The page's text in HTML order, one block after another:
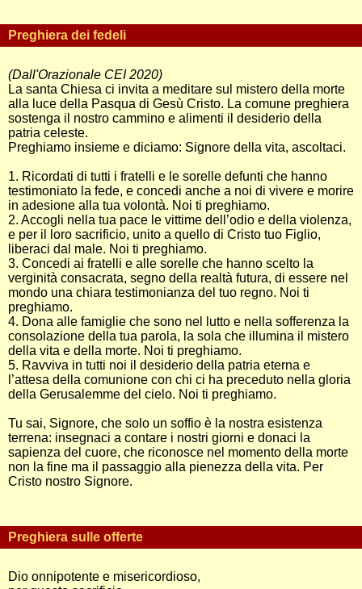
Preghiera dei fedeli
(Dall'Orazionale CEI 2020)
La santa Chiesa ci invita a meditare sul mistero della morte
alla luce della Pasqua di Gesù Cristo. La comune preghiera
sostenga il nostro cammino e alimenti il desiderio della
patria celeste.
Preghiamo insieme e diciamo: Signore della vita, ascoltaci.
1. Ricordati di tutti i fratelli e le sorelle defunti che hanno
testimoniato la fede, e concedi anche a noi di vivere e morire
in adesione alla tua volontà. Noi ti preghiamo.
2. Accogli nella tua pace le vittime dell’odio e della violenza,
e per il loro sacrificio, unito a quello di Cristo tuo Figlio,
liberaci dal male. Noi ti preghiamo.
3. Concedi ai fratelli e alle sorelle che hanno scelto la
verginità consacrata, segno della realtà futura, di essere nel
mondo una chiara testimonianza del tuo regno. Noi ti
preghiamo.
4. Dona alle famiglie che sono nel lutto e nella sofferenza la
consolazione della tua parola, la sola che illumina il mistero
della vita e della morte. Noi ti preghiamo.
5. Ravviva in tutti noi il desiderio della patria eterna e
l’attesa della comunione con chi ci ha preceduto nella gloria
della Gerusalemme del cielo. Noi ti preghiamo.
Tu sai, Signore, che solo un soffio è la nostra esistenza
terrena: insegnaci a contare i nostri giorni e donaci la
sapienza del cuore, che riconosce nel momento della morte
non la fine ma il passaggio alla pienezza della vita. Per
Cristo nostro Signore.
Preghiera sulle offerte
Dio onnipotente e misericordioso,